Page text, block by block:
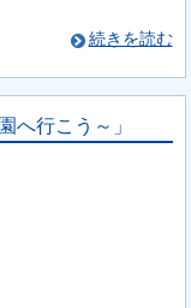
続きを読む
へ行こう～」